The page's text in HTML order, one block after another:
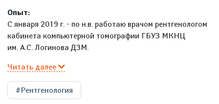
Опыт:
С января 2019 г. - по н.в. работаю врачом рентгенологом
кабинета компьютерной томографии ГБУЗ МКНЦ
им. А.С. Логинова ДЗМ.
Читать далее
#Рентгенология